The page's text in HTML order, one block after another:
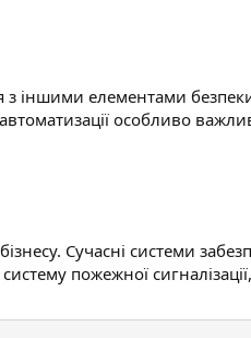
з іншими елементами
особливо
Сучасні системи
пожежної